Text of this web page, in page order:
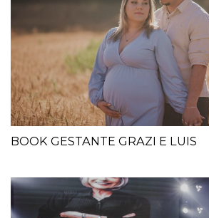
BOOK GESTANTE GRAZI E LUIS